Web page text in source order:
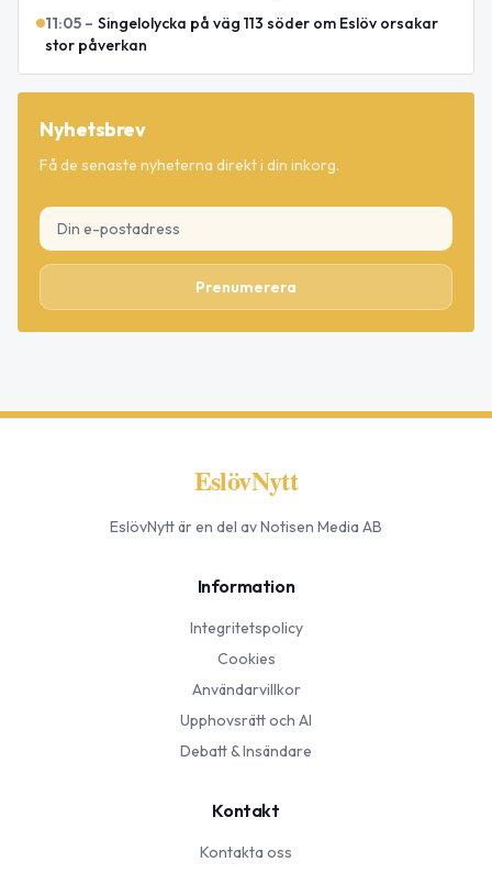
11:05 – Singelolycka på väg 113 söder om Eslöv orsakar
stor påverkan
Nyhetsbrev
Få de senaste nyheterna direkt i din inkorg.
Prenumerera
EslövNytt
EslövNyttär en del av Notisen Media AB
Information
Integritetspolicy
Cookies
Användarvillkor
Upphovsrätt och AI
Debatt & Insändare
Kontakt
Kontakta oss